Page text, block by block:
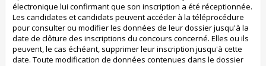
électronique lui confirmant que son inscription a été réceptionnée.
Les candidates et candidats peuvent accéder à la téléprocédure
pour consulter ou modifier les données de leur dossier jusqu'à la
date de clôture des inscriptions du concours concerné. Elles ou ils
peuvent, le cas échéant, supprimer leur inscription jusqu'à cette
date. Toute modification de données contenues dans le dossier